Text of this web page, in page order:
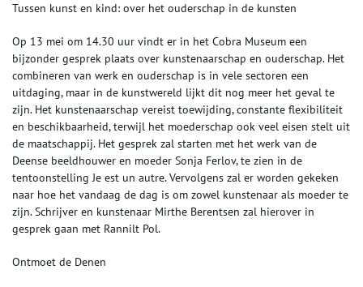
Tussen kunst en kind: over het ouderschap in de kunsten
Op 13 mei om 14.30 uur vindt er in het Cobra Museum een
bijzonder gesprek plaats over kunstenaarschap en ouderschap. Het
combineren van werk en ouderschap is in vele sectoren een
uitdaging, maar in de kunstwereld lijkt dit nog meer het geval te
zijn. Het kunstenaarschap vereist toewijding, constante flexibiliteit
en beschikbaarheid, terwijl het moederschap ook veel eisen stelt uit
de maatschappij. Het gesprek zal starten met het werk van de
Deense beeldhouwer en moeder Sonja Ferlov, te zien in de
tentoonstelling Je est un autre. Vervolgens zal er worden gekeken
naar hoe het vandaag de dag is om zowel kunstenaar als moeder te
zijn. Schrijver en kunstenaar Mirthe Berentsen zal hierover in
gesprek gaan met Rannilt Pol.
Ontmoet de Denen